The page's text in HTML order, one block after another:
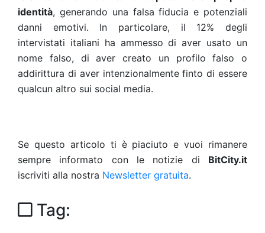
identità, generando una falsa fiducia e potenziali
danni emotivi. In particolare, il 12% degli
intervistati italiani ha ammesso di aver usato un
nome falso, di aver creato un profilo falso o
addirittura di aver intenzionalmente finto di essere
qualcun altro sui social media.
Se questo articolo ti è piaciuto e vuoi rimanere
sempre informato con le notizie di BitCity.it
iscriviti alla nostra Newsletter gratuita.
Tag: